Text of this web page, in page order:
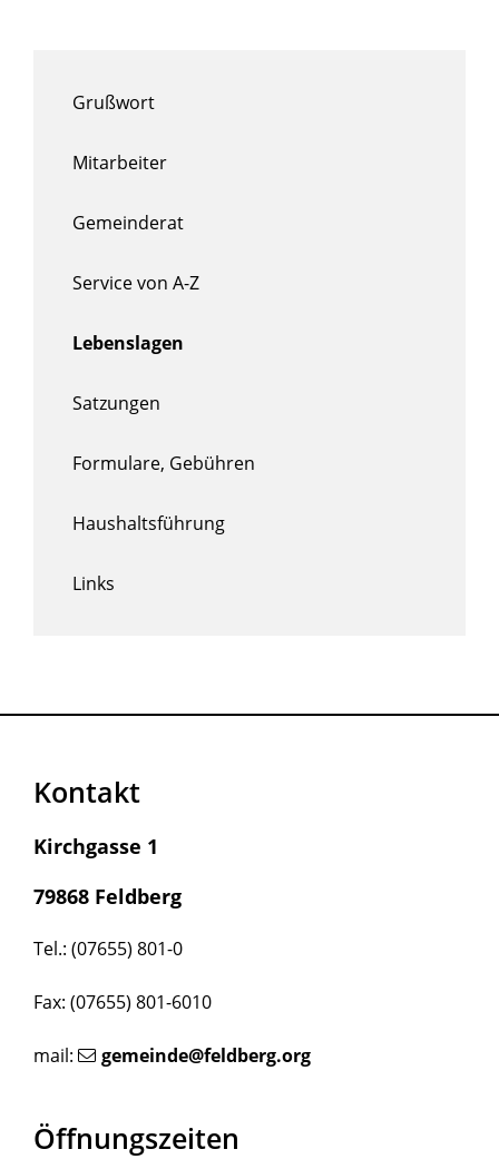
Grußwort
Mitarbeiter
Gemeinderat
Service von A-Z
Lebenslagen
Satzungen
Formulare, Gebühren
Haushaltsführung
Links
Kontakt
Kirchgasse 1
79868 Feldberg
Tel.: (07655) 801-0
Fax: (07655) 801-6010
mail: gemeinde@feldberg.org
Öffnungszeiten